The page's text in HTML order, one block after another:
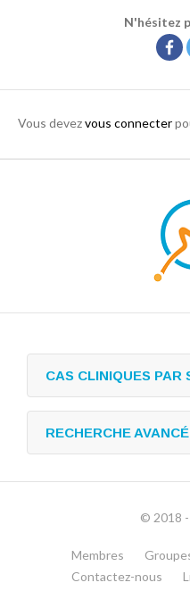
N'hésitez
Vous devezvous connecter
CAS CLINIQUES PAR
RECHERCHE
© 2018
Membres
Contactez-nous